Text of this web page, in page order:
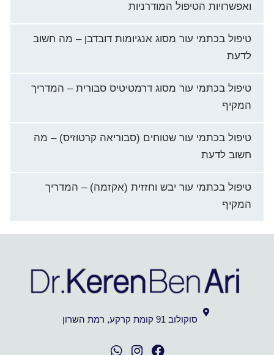
ואפשרויות הטיפול המודרניות
טיפול בכתמי עור מסוג אנגיומות דובדבן – מה חשוב
לדעת
טיפול בכתמי עור מסוג דרמטיטיס סבורית – המדריך
המקיף
טיפול בכתמי עור שטוחים (סבוריאה קרטוזיס) – מה
חשוב לדעת
טיפול בכתמי עור יבש וחזזית (אקזמה) – המדריך
המקיף
סוקולוב 91 קומת קרקע, רמת השרון